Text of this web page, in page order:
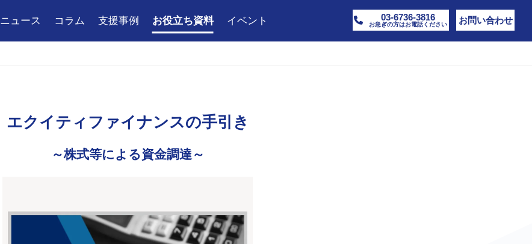
ニュース コラム 支援事例 お役立ち資料 イベント 03-6736-3816
お急ぎの方はお電話ください お問い合わせ
エクイティフ ァイナンスの手引 き
～株式等による資金調達～